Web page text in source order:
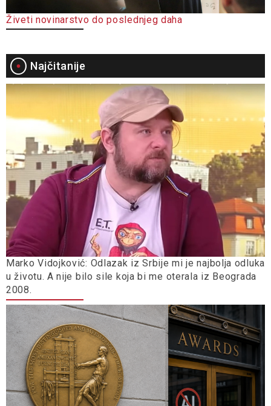
Živeti novinarstvo do poslednjeg daha
Najčitanije
Marko Vidojković: Odlazak iz Srbije mi je najbolja odluka
u životu. A nije bilo sile koja bi me oterala iz Beograda
2008.